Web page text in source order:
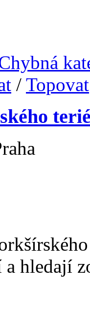
/ Topovat
hledají